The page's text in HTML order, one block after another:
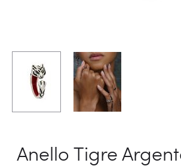
Anello Tigre